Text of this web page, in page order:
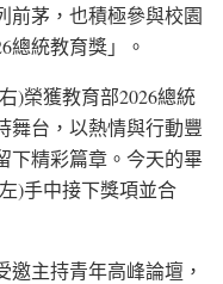
前茅，也積極參與校園
總統教育獎」。
)榮獲教育部2026總統
舞台，以熱情與行動豐
下精彩篇章。今天的畢
)手中接下獎項並合
主持青年高峰論壇，